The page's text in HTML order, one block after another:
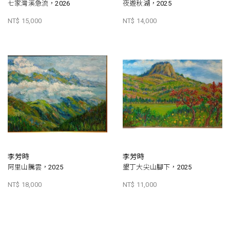
七家灣溪急流，2026
NT$ 15,000
夜遊秋湖，2025
NT$ 14,000
李芳時
阿里山騰雲，2025
NT$ 18,000
李芳時
墾丁大尖山腳下，2025
NT$ 11,000